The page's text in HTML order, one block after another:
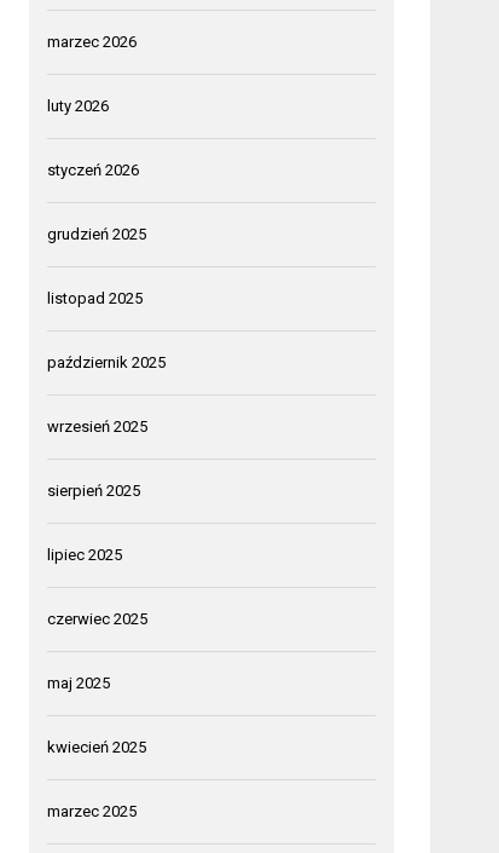
marzec 2026
luty 2026
styczeń 2026
grudzień 2025
listopad 2025
październik 2025
wrzesień 2025
sierpień 2025
lipiec 2025
czerwiec 2025
maj 2025
kwiecień 2025
marzec 2025